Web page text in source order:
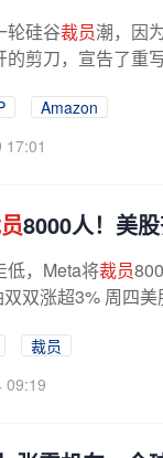
轮硅谷裁员潮，因
的剪刀，宣告了重
Amazon
17:01
8000人！美
低，Meta将裁员
双涨超3% 周四
裁员
09:19